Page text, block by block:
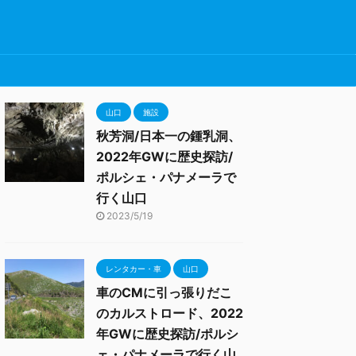
山口 施設
秋芳洞/日本一の鍾乳洞、
2022年GWに歴史探訪/
ポルシェ・パナメーラで
行く山口
2023/5/19
レンタカー・車 山口
車のCMに引っ張りだこ
のカルストロード、2022
年GWに歴史探訪/ポルシ